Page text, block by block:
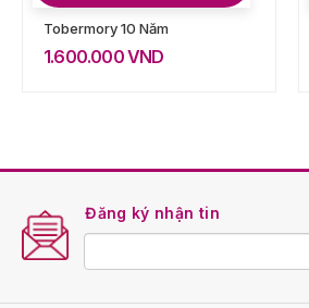
Tobermory 10 Năm
1.600.000VND
Đăng ký nhận tin